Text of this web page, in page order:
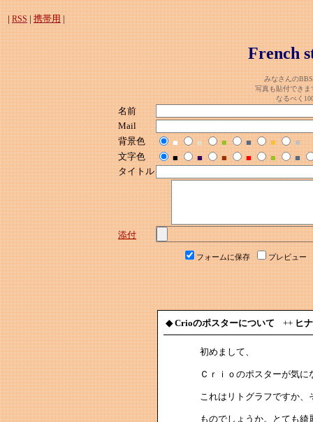
|RSS|携帯用|
French
みなさんの
写真も貼付でき
なるべく
名前
Mail
背景色
■ ■ ■ ■ ■
■
文字色
■ ■ ■ ■ ■
■
タイトル
添付
フォームに保存 プレビュー
◆Crioのポスターについて ++ ヒ
初めまして、
Ｃｒｉｏのポスターが気
これはリトグラフですか
ものでしょうか。とても綺